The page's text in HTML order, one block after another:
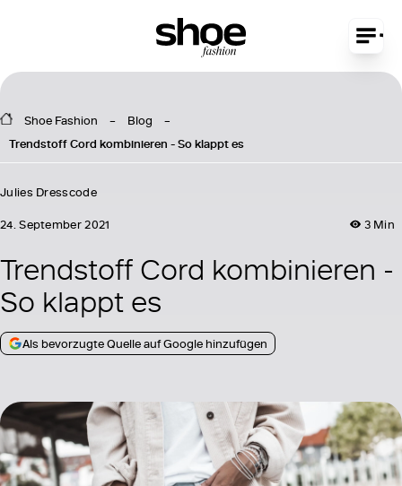
Shoe Fashion
Blog
Trendstoff Cord kombinieren - So klappt es
Julies Dresscode
3 Min
24. September 2021
Trendstoff Cord kombinieren -
So klappt es
Als bevorzugte Quelle auf Google hinzufügen